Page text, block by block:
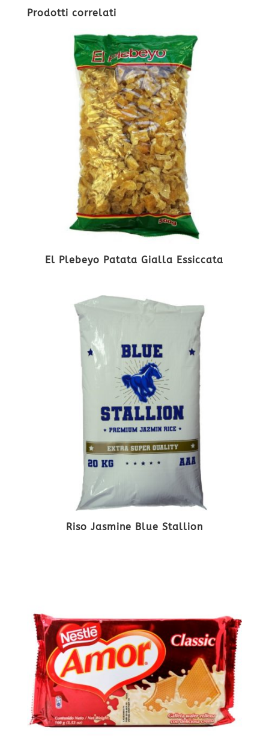
Prodotti correlati
El Plebeyo Patata Gialla Essiccata
Riso Jasmine Blue Stallion